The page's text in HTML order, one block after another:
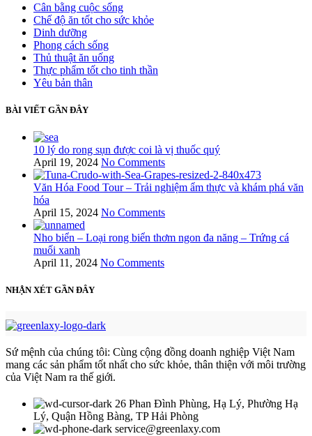
Cân bằng cuộc sống
Chế độ ăn tốt cho sức khỏe
Dinh dưỡng
Phong cách sống
Thủ thuật ăn uống
Thực phẩm tốt cho tinh thần
Yêu bản thân
BÀI VIẾT GẦN ĐÂY
10 lý do rong sụn được coi là vị thuốc quý
April 19, 2024 No Comments
Văn Hóa Food Tour – Trải nghiệm ẩm thực và khám phá văn
hóa
April 15, 2024 No Comments
Nho biển – Loại rong biển thơm ngon đa năng – Trứng cá
muối xanh
April 11, 2024 No Comments
NHẬN XÉT GẦN ĐÂY
Sứ mệnh của chúng tôi: Cùng cộng đồng doanh nghiệp Việt Nam
mang các sản phẩm tốt nhất cho sức khỏe, thân thiện với môi trường
của Việt Nam ra thế giới.
26 Phan Đình Phùng, Hạ Lý, Phường Hạ
Lý, Quận Hồng Bàng, TP Hải Phòng
service@greenlaxy.com